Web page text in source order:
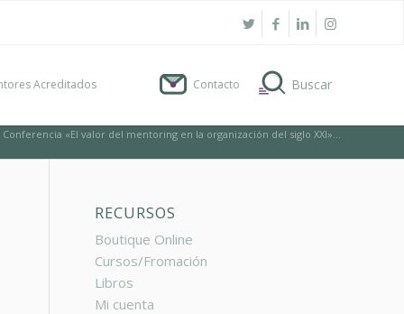
Acreditados Contacto
Conferencia «El valor del mentoring en la organización del siglo XXI»...
RECURSOS
Boutique Online
Cursos/Fromación
Libros
Mi cuenta